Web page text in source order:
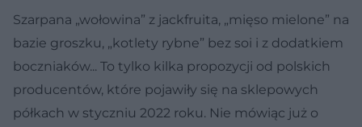
Szarpana „wołowina” z jackfruita, „mięso mielone” na
bazie groszku, „kotlety rybne” bez soi i z dodatkiem
boczniaków... To tylko kilka propozycji od polskich
producentów, które pojawiły się na sklepowych
półkach w styczniu 2022 roku. Nie mówiąc już o